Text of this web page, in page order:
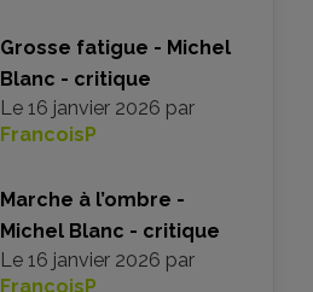
Grosse fatigue - Michel
Blanc - critique
Le 16 janvier 2026 par
FrancoisP
Marche à l’ombre -
Michel Blanc - critique
Le 16 janvier 2026 par
FrancoisP